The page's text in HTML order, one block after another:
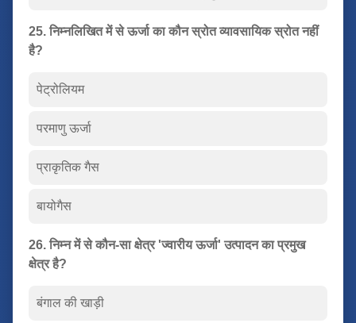
25. निम्नलिखित में से ऊर्जा का कौन स्रोत व्यावसायिक स्रोत नहीं
है?
पेट्रोलियम
परमाणु ऊर्जा
प्राकृतिक गैस
बायोगैस
26. निम्न में से कौन-सा क्षेत्र 'ज्वारीय ऊर्जा' उत्पादन का प्रमुख
क्षेत्र है?
बंगाल की खाड़ी